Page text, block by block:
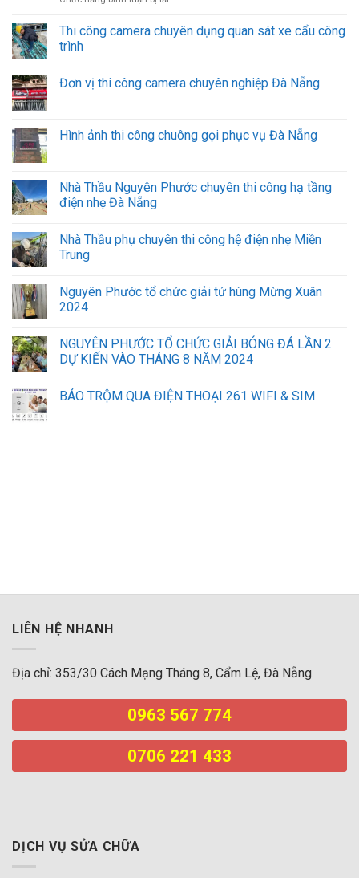
Đà
Nẵng
vị
thi
tầng
Khu
máy.
Thi công camera chuyên dụng quan sát xe cẩu công
trình
Đơn vị thi công camera chuyên nghiệp Đà Nẵng
Hình ảnh thi công chuông gọi phục vụ Đà Nẵng
Nhà Thầu Nguyên Phước chuyên thi công hạ tầng
điện nhẹ Đà Nẵng
Nhà Thầu phụ chuyên thi công hệ điện nhẹ Miền
Trung
Nguyên Phước tổ chức giải tứ hùng Mừng Xuân
2024
NGUYÊN PHƯỚC TỔ CHỨC GIẢI BÓNG ĐÁ LẦN 2
DỰ KIẾN VÀO THÁNG 8 NĂM 2024
BÁO TRỘM QUA ĐIỆN THOẠI 261 WIFI & SIM
LIÊN HỆ NHANH
Địa chỉ: 353/30 Cách Mạng Tháng 8, Cẩm Lệ, Đà Nẵng.
0963 567 774
0706 221 433
DỊCH VỤ SỬA CHỮA